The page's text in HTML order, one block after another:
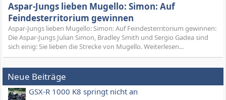
Aspar-Jungs lieben Mugello: Simon: Auf
Feindesterritorium gewinnen
Aspar-Jungs lieben Mugello: Simon: Auf Feindesterritorium gewinnen:
Die Aspar-Jungs Julian Simon, Bradley Smith und Sergio Gadea sind
sich einig: Sie lieben die Strecke von Mugello. Weiterlesen...
Neue Beiträge
GSX-R 1000 K8 springt nicht an